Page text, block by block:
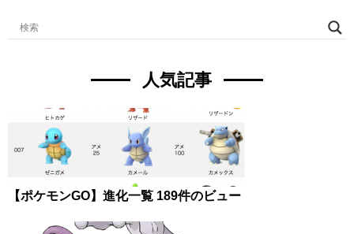
人気記事
【ポケモンGO】進化一覧 189件のビュー